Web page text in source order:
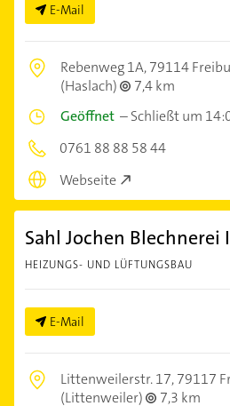
E-Mail
Rebenweg 1A,79114
(Haslach)
7,4 km
Geöffnet –Schließt um
0761 88 88 58 44
Webseite
Sahl Jochen
HEIZUNGS- UND LÜFTUNGSBAU
E-Mail
Littenweilerstr. 17,79117
(Littenweiler)
7,3 km